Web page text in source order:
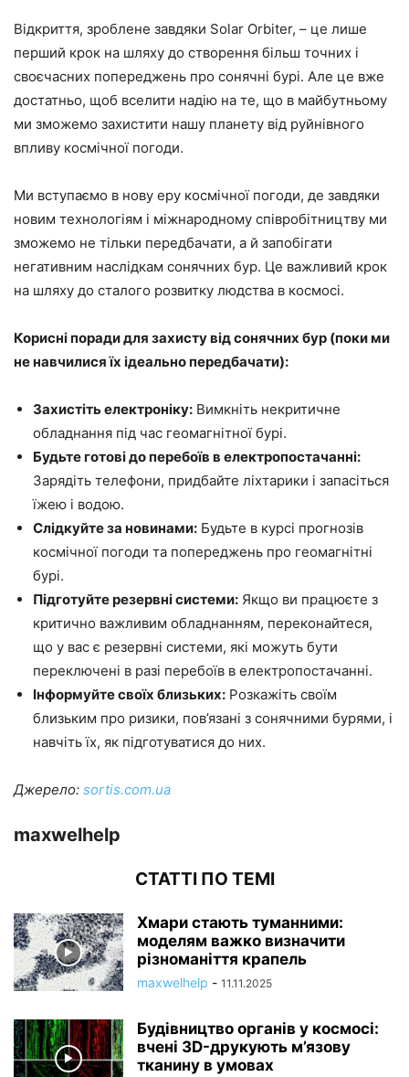
Відкриття, зроблене завдяки Solar Orbiter, – це лише
перший крок на шляху до створення більш точних і
своєчасних попереджень про сонячні бурі. Але це вже
достатньо, щоб вселити надію на те, що в майбутньому
ми зможемо захистити нашу планету від руйнівного
впливу космічної погоди.
Ми вступаємо в нову еру космічної погоди, де завдяки
новим технологіям і міжнародному співробітництву ми
зможемо не тільки передбачати, а й запобігати
негативним наслідкам сонячних бур. Це важливий крок
на шляху до сталого розвитку людства в космосі.
Корисні поради для захисту від сонячних бур (поки ми
не навчилися їх ідеально передбачати):
Захистіть електроніку: Вимкніть некритичне
обладнання під час геомагнітної бурі.
Будьте готові до перебоїв в електропостачанні:
Зарядіть телефони, придбайте ліхтарики і запасіться
їжею і водою.
Слідкуйте за новинами: Будьте в курсі прогнозів
космічної погоди та попереджень про геомагнітні
бурі.
Підготуйте резервні системи: Якщо ви працюєте з
критично важливим обладнанням, переконайтеся,
що у вас є резервні системи, які можуть бути
переключені в разі перебоїв в електропостачанні.
Інформуйте своїх близьких: Розкажіть своїм
близьким про ризики, пов’язані з сонячними бурями, і
навчіть їх, як підготуватися до них.
Джерело: sortis.com.ua
maxwelhelp
СТАТТІ ПО ТЕМІ
Хмари стають туманними:
моделям важко визначити
різноманіття крапель
maxwelhelp - 11.11.2025
Будівництво органів у космосі:
вчені 3D-друкують м’язову
тканину в умовах